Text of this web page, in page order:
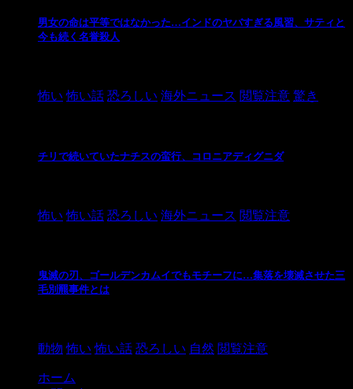
男女の命は平等ではなかった…インドのヤバすぎる風習、サティと
今も続く名誉殺人
怖い 怖い話 恐ろしい 海外ニュース 閲覧注意 驚き
チリで続いていたナチスの蛮行、コロニアディグニダ
怖い 怖い話 恐ろしい 海外ニュース 閲覧注意
鬼滅の刃、ゴールデンカムイでもモチーフに…集落を壊滅させた三
毛別羆事件とは
動物 怖い 怖い話 恐ろしい 自然 閲覧注意
ホーム